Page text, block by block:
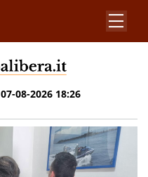
07-08-2026 18:26